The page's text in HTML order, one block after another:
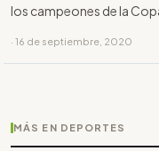
los campeones de la
pandemia del coronavirus.
· 16 de septiembre, 2020
MÁS EN DEPORTES